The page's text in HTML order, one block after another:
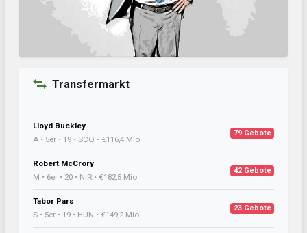
Transfermarkt
Lloyd Buckley
A • 5er • 19 • SCO • €116,4 Mio
79 Gebote
Robert McCrory
M • 6er • 20 • NIR • €182,5 Mio
42 Gebote
Tabor Pars
S • 5er • 19 • HUN • €149,2 Mio
23 Gebote